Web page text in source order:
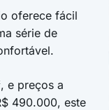
oferece fácil
série de
e preços a
490.000, este